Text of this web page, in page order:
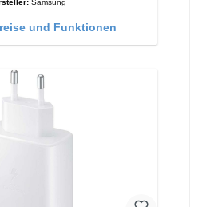
Samsung
und Funktionen